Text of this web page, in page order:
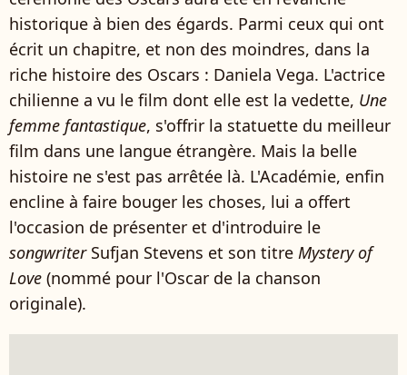
historique à bien des égards. Parmi ceux qui ont
écrit un chapitre, et non des moindres, dans la
riche histoire des Oscars : Daniela Vega. L'actrice
chilienne a vu le film dont elle est la vedette, Une
femme fantastique, s'offrir la statuette du meilleur
film dans une langue étrangère. Mais la belle
histoire ne s'est pas arrêtée là. L'Académie, enfin
encline à faire bouger les choses, lui a offert
l'occasion de présenter et d'introduire le
songwriterSufjan Stevens et son titre Mystery of
Love (nommé pour l'Oscar de la chanson
originale).